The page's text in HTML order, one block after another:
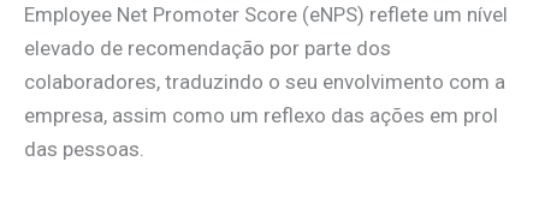
Employee Net Promoter Score (eNPS) reflete um nível
elevado de recomendação por parte dos
colaboradores, traduzindo o seu envolvimento com a
empresa, assim como um reflexo das ações em prol
das pessoas.